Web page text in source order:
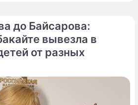
до Байсарова:
вывезла в
от разных